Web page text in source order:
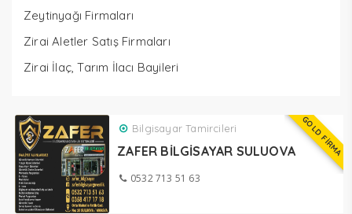
Zeytinyağı Firmaları
Zirai Aletler Satış Firmaları
Zirai İlaç, Tarım İlacı Bayileri
GOLD FİRMA
Bilgisayar Tamircileri
ZAFER BİLGİSAYAR SULUOVA
0532 713 51 63